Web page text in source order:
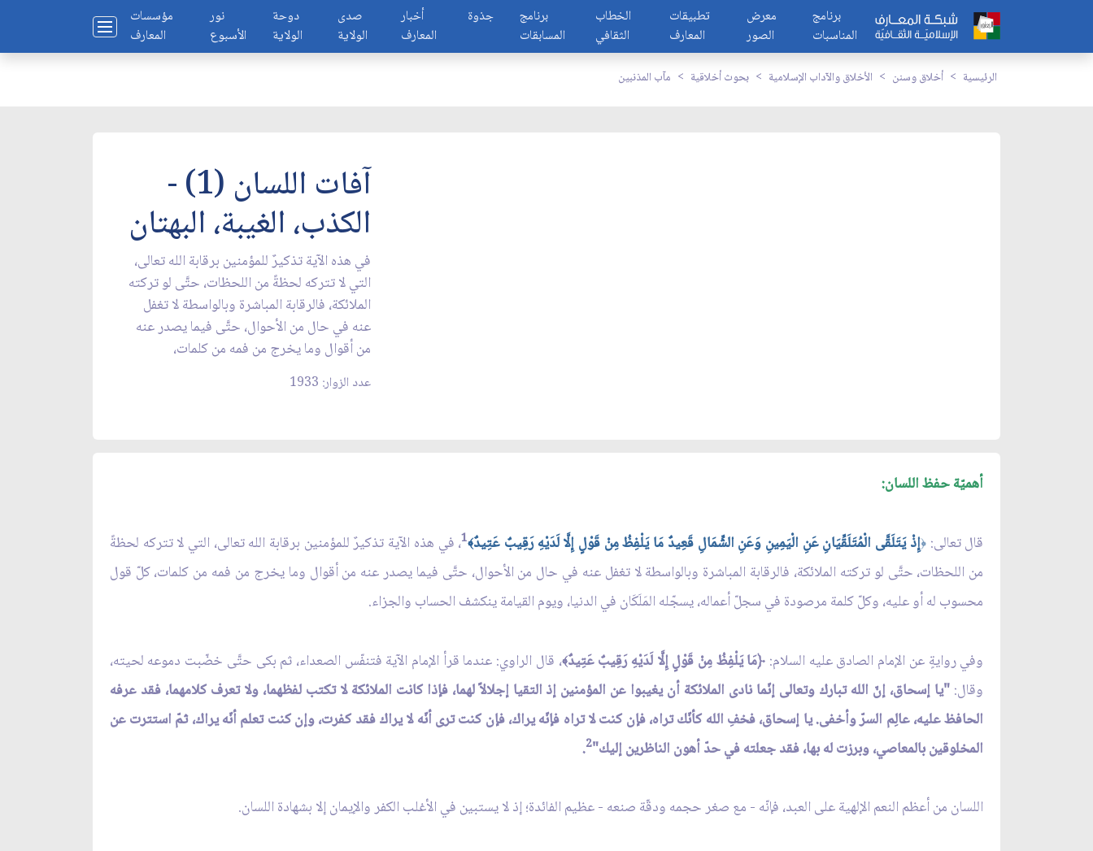
مؤسسات
المعارف
نور
الأسبوع
دوحة
الولاية
صدى
الولاية
أخبار
المعارف
جذوة
برنامج
المسابقات
الخطاب
الثقافي
تطبيقات
المعارف
معرض
الصور
برنامج
المناسبات
الرئيسية أخلاق وسنن الأخلاق والآداب الإسلامية بحوث أخلاقية مآب المذنبين
آفات اللسان (1) -
الكذب، الغيبة، البهتان
في هذه الآية تذكيرٌ للمؤمنين برقابة الله تعالى،
التي لا تتركه لحظةً من اللحظات، حتَّى لو تركته
الملائكة، فالرقابة المباشرة وبالواسطة لا تغفل
عنه في حال من الأحوال، حتَّى فيما يصدر عنه
من أقوال وما يخرج من فمه من كلمات،
عدد الزوار: 1933
أهميّة حفظ اللسان:
قال تعالى: ﴿إِذْ يَتَلَقَّى الْمُتَلَقِّيَانِ عَنِ الْيَمِينِ وَعَنِ الشِّمَالِ قَعِيدٌ مَا يَلْفِظُ مِنْ قَوْلٍ إِلَّا لَدَيْهِ رَقِيبٌ عَتِيدٌ﴾1، في هذه الآية تذكيرٌ للمؤمنين برقابة الله تعالى، التي لا تتركه لحظةً
من اللحظات، حتَّى لو تركته الملائكة، فالرقابة المباشرة وبالواسطة لا تغفل عنه في حال من الأحوال، حتَّى فيما يصدر عنه من أقوال وما يخرج من فمه من كلمات، كلّ قول
محسوب له أو عليه، وكلّ كلمة مرصودة في سجلّ أعماله، يسجّله المَلَكَان في الدنيا، ويوم القيامة ينكشف الحساب والجزاء.
وفي روايةٍ عن الإمام الصادق عليه السلام: ﴿مَا يَلْفِظُ مِنْ قَوْلٍ إِلَّا لَدَيْهِ رَقِيبٌ عَتِيدٌ﴾، قال الراوي: عندما قرأ الإمام الآية فتنفّس الصعداء، ثم بكى حتَّى خضّبت دموعه لحيته،
وقال: "يا إسحاق، إنّ الله تبارك وتعالى إنّما نادى الملائكة أن يغيبوا عن المؤمنين إذ التقيا إجلالاً لهما، فإذا كانت الملائكة لا تكتب لفظهما، ولا تعرف كلامهما، فقد عرفه
الحافظ عليه، عالِم السرّ وأخفى. يا إسحاق، فخفِ الله كأنّك تراه، فإن كنت لا تراه فإنّه يراك، فإن كنت ترى أنّه لا يراك فقد كفرت، وإن كنت تعلم أنّه يراك، ثمّ استترت عن
المخلوقين بالمعاصي، وبرزت له بها، فقد جعلته في حدّ أهون الناظرين إليك"2
.
اللسان من أعظم النعم الإلهية على العبد، فإنّه - مع صغر حجمه ودقّة صنعه - عظيم الفائدة؛ إذ لا يستبين في الأغلب الكفر والإيمان إلا بشهادة اللسان.